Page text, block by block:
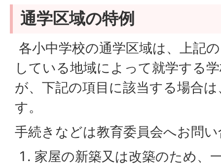
通学区域の特例
各小中学校の通学区域は、上記
している地域によって就学する
が、下記の項目に該当する場合
す。
手続きなどは教育委員会へお問
家屋の新築又は改築のため、